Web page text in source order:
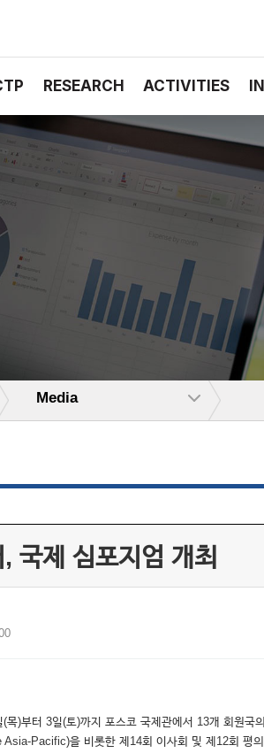
RESEARCH ACTIVITIES
Media
국제 심포지엄 개최
)부터 3일(토)까지 포스코 국제관에서 13개 회원
Pacific)을 비롯한 제14회 이사회 및 제12회 평